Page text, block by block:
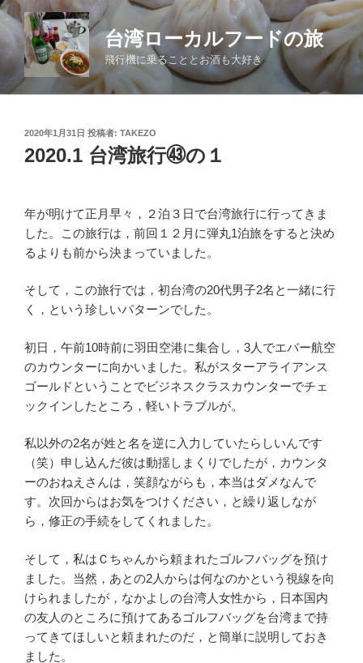
コ
テ
ン
台湾ローカルフードの旅
飛行機に乗ることとお酒も大好き
投
稿
日:
2020年1月31日 投稿者: TAKEZO
2020.1 台湾旅行㊸の１
年が明けて正月早々，２泊３日で台湾旅行に行ってきま
した。この旅行は，前回１２月に弾丸1泊旅をすると決め
るよりも前から決まっていました。
そして，この旅行では，初台湾の20代男子2名と一緒に行
く，という珍しいパターンでした。
初日，午前10時前に羽田空港に集合し，3人でエバー航空
のカウンターに向かいました。私がスターアライアンス
ゴールドということでビジネスクラスカウンターでチェ
ックインしたところ，軽いトラブルが。
私以外の2名が姓と名を逆に入力していたらしいんです
（笑）申し込んだ彼は動揺しまくりでしたが，カウンタ
ーのおねえさんは，笑顔ながらも，本当はダメなんで
す。次回からはお気をつけください，と繰り返しなが
ら，修正の手続をしてくれました。
そして，私はＣちゃんから頼まれたゴルフバッグを預け
ました。当然，あとの2人からは何なのかという視線を向
けられましたが，なかよしの台湾人女性から，日本国内
の友人のところに預けてあるゴルフバッグを台湾まで持
ってきてほしいと頼まれたのだ，と簡単に説明しておき
ました。